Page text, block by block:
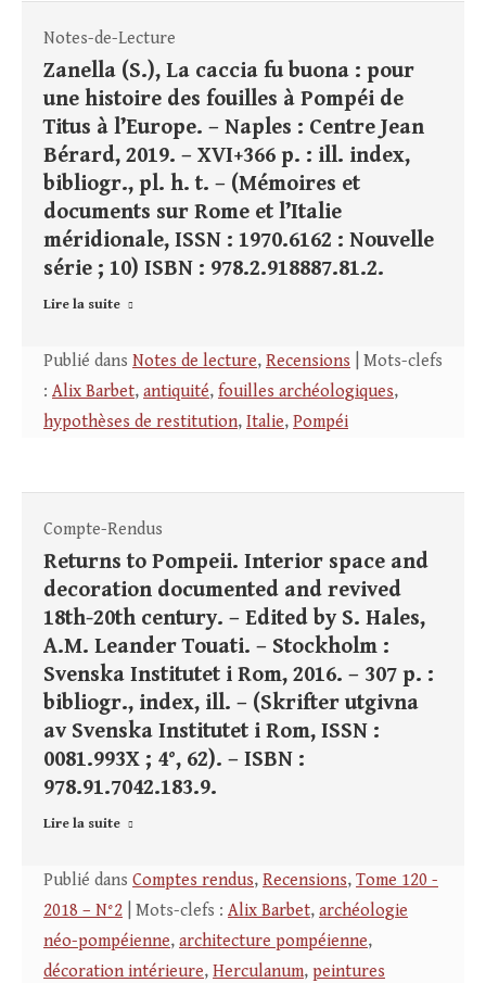
Notes-de-Lecture
Zanella (S.), La caccia fu buona : pour
une histoire des fouilles à Pompéi de
Titus à l’Europe. – Naples : Centre Jean
Bérard, 2019. – XVI+366 p. : ill. index,
bibliogr., pl. h. t. – (Mémoires et
documents sur Rome et l’Italie
méridionale, ISSN : 1970.6162 : Nouvelle
série ; 10) ISBN : 978.2.918887.81.2.
Lire la suite
Publié dans Notes de lecture, Recensions | Mots-clefs
: Alix Barbet, antiquité, fouilles archéologiques,
hypothèses de restitution, Italie, Pompéi
Compte-Rendus
Returns to Pompeii. Interior space and
decoration documented and revived
18th-20th century. – Edited by S. Hales,
A.M. Leander Touati. – Stockholm :
Svenska Institutet i Rom, 2016. – 307 p. :
bibliogr., index, ill. – (Skrifter utgivna
av Svenska Institutet i Rom, ISSN :
0081.993X ; 4°, 62). – ISBN :
978.91.7042.183.9.
Lire la suite
Publié dans Comptes rendus, Recensions, Tome 120 -
2018 – N°2 | Mots-clefs : Alix Barbet, archéologie
néo-pompéienne, architecture pompéienne,
décoration intérieure, Herculanum, peintures